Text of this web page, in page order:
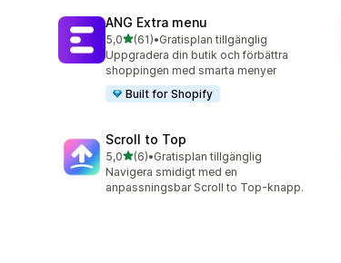
ANG Extra menu
5,0av 5 stjärnor
(61)
61 recensioner totalt
•Gratisplan tillgänglig
Uppgradera din butik och förbättra
shoppingen med smarta menyer
Built for Shopify
Scroll to Top
5,0av 5 stjärnor
(6)
6 recensioner totalt
•Gratisplan tillgänglig
Navigera smidigt med en
anpassningsbar Scroll to Top-knapp.